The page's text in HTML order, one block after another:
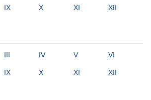
IX X XI XII
III IV V VI
IX X XI XII